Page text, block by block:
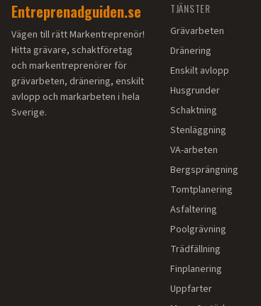
Entreprenadguiden.se
Vägen till rätt Markentreprenör!
Hitta grävare, schaktföretag
och markentreprenörer för
grävarbeten, dränering, enskilt
avlopp och markarbeten i hela
Sverige.
TJÄNSTER
Grävarbeten
Dränering
Enskilt avlopp
Husgrunder
Schaktning
Stenläggning
VA-arbeten
Bergsprängning
Tomtplanering
Asfaltering
Poolgrävning
Trädfällning
Finplanering
Uppfarter